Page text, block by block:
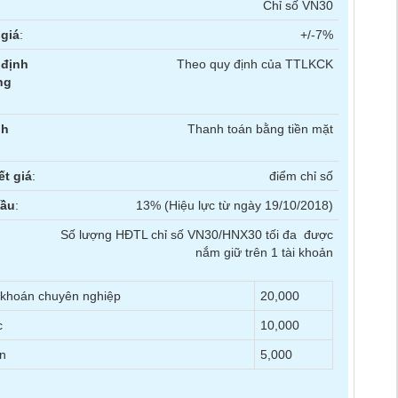
Chỉ số VN30
: +/-7%
Theo quy định của TTLKCK
Thanh toán bằng tiền mặt
giá: điểm chỉ số
: 13% (Hiệu lực từ ngày 19/10/2018)
Số lượng HĐTL chỉ số VN30/HNX30 tối đa được
nắm giữ trên 1 tài khoản
chuyên nghiệp 20,000
10,000
5,000